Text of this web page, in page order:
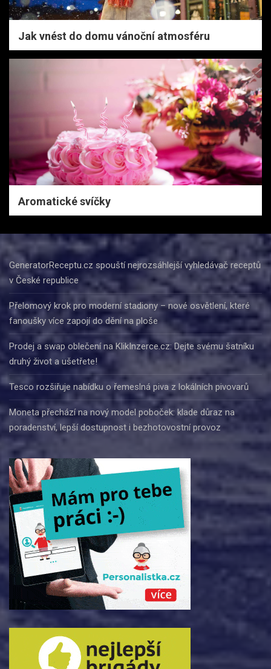
Jak vnést do domu vánoční atmosféru
Aromatické svíčky
GeneratorReceptu.cz spouští nejrozsáhlejší vyhledávač receptů
v České republice
Přelomový krok pro moderní stadiony – nové osvětlení, které
fanoušky více zapojí do dění na ploše
Prodej a swap oblečení na KlikInzerce.cz: Dejte svému šatníku
druhý život a ušetřete!
Tesco rozšiřuje nabídku o řemeslná piva z lokálních pivovarů
Moneta přechází na nový model poboček: klade důraz na
poradenství, lepší dostupnost i bezhotovostní provoz